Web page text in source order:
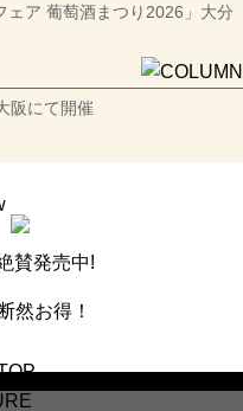
ア 葡萄酒まつり2026」大分
阪にて開催